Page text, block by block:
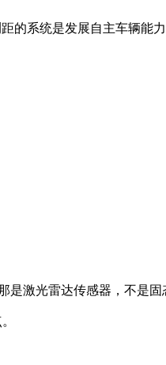
系统是发展自主车辆能
激光雷达传感器，不是固